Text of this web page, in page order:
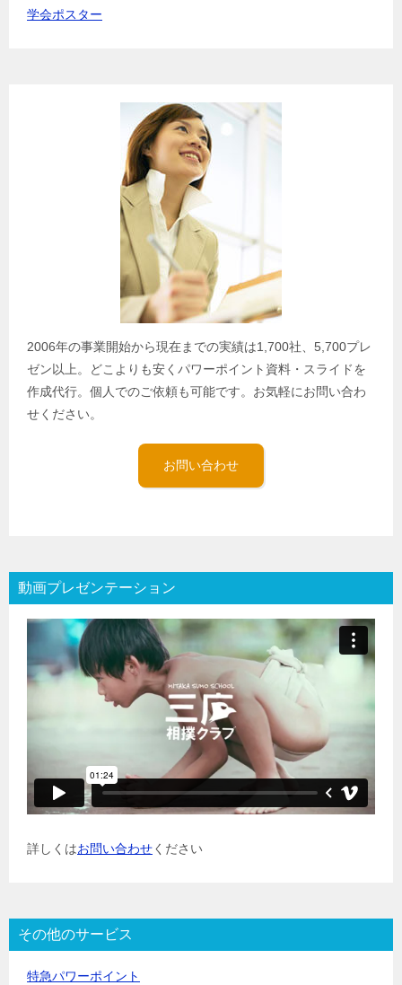
学会ポスター
2006年の事業開始から現在までの実績は1,700社、5,700プレ
ゼン以上。どこよりも安くパワーポイント資料・スライドを
作成代行。個人でのご依頼も可能です。お気軽にお問い合わ
せください。
お問い合わせ
動画プレゼンテーション
詳しくはお問い合わせください
その他のサービス
特急パワーポイント